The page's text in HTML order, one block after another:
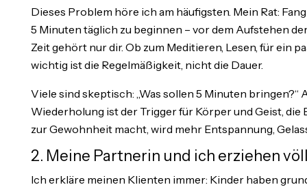
Dieses Problem höre ich am häufigsten. Mein Rat:
5 Minuten täglich zu beginnen – vor dem Aufstehen
Zeit gehört nur dir. Ob zum Meditieren, Lesen, für ein
wichtig ist die Regelmäßigkeit, nicht die Dauer.
Viele sind skeptisch: „Was sollen 5 Minuten
Wiederholung ist der Trigger für Körper und Geist, die
zur Gewohnheit macht, wird mehr Entspannung,
2. Meine Partnerin und ich erziehen
Ich erkläre meinen Klienten immer: Kinder haben